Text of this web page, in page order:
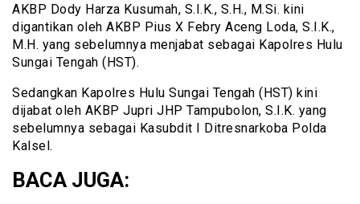
AKBP Dody Harza Kusumah, S.I.K., S.H., M.Si. kini
digantikan oleh AKBP Pius X Febry Aceng Loda, S.I.K.,
M.H. yang sebelumnya menjabat sebagai Kapolres Hulu
Sungai Tengah (HST).
Sedangkan Kapolres Hulu Sungai Tengah (HST) kini
dijabat oleh AKBP Jupri JHP Tampubolon, S.I.K. yang
sebelumnya sebagai Kasubdit I Ditresnarkoba Polda
Kalsel.
BACA JUGA: